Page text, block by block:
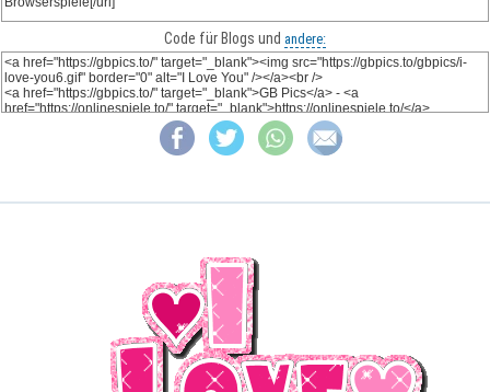
Code für Blogs und andere: